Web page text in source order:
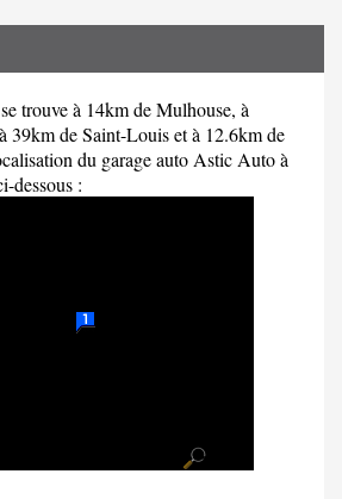
trouve à 14km de Mulhouse, à
39km de Saint-Louis et à 12.6km de
du garage auto Astic Auto à
dessous :